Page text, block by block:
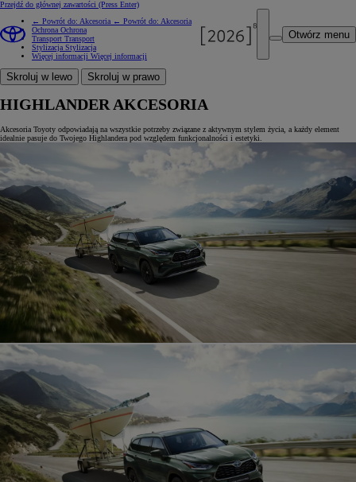
Przejdź do głównej zawartości (Press Enter)
Otwórz menu
← Powrót do: Akcesoria ← Powrót do: Akcesoria
Ochrona Ochrona
Transport Transport
Stylizacja Stylizacja
Więcej informacji Więcej informacji
Skroluj w lewo Skroluj w prawo
HIGHLANDER AKCESORIA
Akcesoria Toyoty odpowiadają na wszystkie potrzeby związane z aktywnym stylem życia, a każdy element
idealnie pasuje do Twojego Highlandera pod względem funkcjonalności i estetyki.